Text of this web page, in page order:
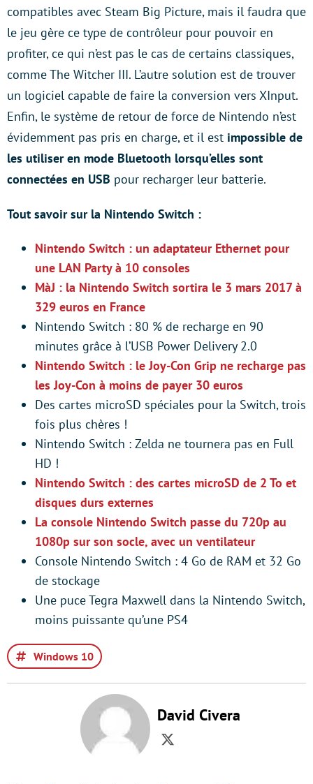
compatibles avec Steam Big Picture, mais il faudra que
le jeu gère ce type de contrôleur pour pouvoir en
profiter, ce qui n’est pas le cas de certains classiques,
comme The Witcher III. L’autre solution est de trouver
un logiciel capable de faire la conversion vers XInput.
Enfin, le système de retour de force de Nintendo n’est
évidemment pas pris en charge, et il est impossible de
les utiliser en mode Bluetooth lorsqu’elles sont
connectées en USB pour recharger leur batterie.
Tout savoir sur la Nintendo Switch :
Nintendo Switch : un adaptateur Ethernet pour
une LAN Party à 10 consoles
MàJ : la Nintendo Switch sortira le 3 mars 2017 à
329 euros en France
Nintendo Switch : 80 % de recharge en 90
minutes grâce à l’USB Power Delivery 2.0
Nintendo Switch : le Joy-Con Grip ne recharge pas
les Joy-Con à moins de payer 30 euros
Des cartes microSD spéciales pour la Switch, trois
fois plus chères !
Nintendo Switch : Zelda ne tournera pas en Full
HD !
Nintendo Switch : des cartes microSD de 2 To et
disques durs externes
La console Nintendo Switch passe du 720p au
1080p sur son socle, avec un ventilateur
Console Nintendo Switch : 4 Go de RAM et 32 Go
de stockage
Une puce Tegra Maxwell dans la Nintendo Switch,
moins puissante qu’une PS4
Windows 10
David Civera
Twitter